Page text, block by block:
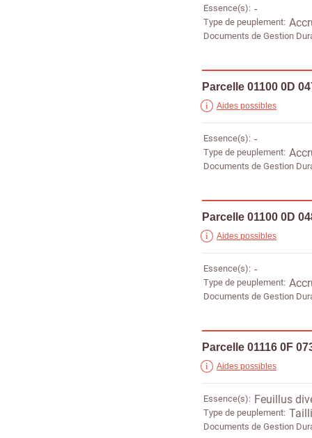
Essence(s) -
Type de peuplement
Documents de Gestion
Parcelle 01100 0D
Aides possibles
Essence(s) -
Type de peuplement
Documents de Gestion
Parcelle 01100 0D
Aides possibles
Essence(s) -
Type de peuplement
Documents de Gestion
Parcelle 01116 0F
Aides possibles
Essence(s) Feuillus
Type de peuplement
Documents de Gestion